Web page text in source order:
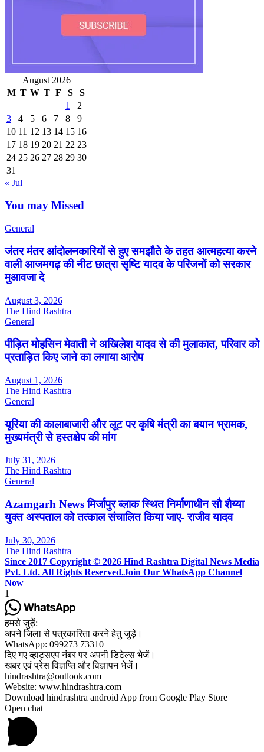
August 2026
M T W T F S
S
1
2
3
4 5 6 7 8
9
10 11 12 13 14 15 16
17 18 19 20 21 22 23
24 25 26 27 28 29 30
31
« Jul
You may Missed
General
जंतर मंतर आंदोलनकारियों से हुए समझौते के तहत आत्महत्या करने
वाली आजमगढ़ की नीट छात्रा सृष्टि यादव के परिजनों को सरकार
मुआवजा दे
August 3, 2026
The Hind Rashtra
General
पीड़ित मोहसिन मेवाती ने अखिलेश यादव से की मुलाकात, परिवार को
प्रताड़ित किए जाने का लगाया आरोप
August 1, 2026
The Hind Rashtra
General
यूरिया की कालाबाजारी और लूट पर कृषि मंत्री का बयान भ्रामक,
मुख्यमंत्री से हस्तक्षेप की मांग
July 31, 2026
The Hind Rashtra
General
Azamgarh News मिर्जापुर ब्लाक स्थित निर्माणाधीन सौ शैय्या
युक्त अस्पताल को तत्काल संचालित किया जाए- राजीव यादव
July 30, 2026
The Hind Rashtra
Since 2017 Copyright © 2026 Hind Rashtra Digital News Media
Pvt. Ltd. All Rights Reserved.Join Our WhatsApp Channel
Now
1
हमसे जुड़ें:
अपने जिला से पत्रकारिता करने हेतु जुड़े।
WhatsApp: 099273 73310
दिए गए व्हाट्सएप नंबर पर अपनी डिटेल्स भेजें।
खबर एवं प्रेस विज्ञप्ति और विज्ञापन भेजें।
hindrashtra@outlook.com
Website: www.hindrashtra.com
Download hindrashtra android App from Google Play Store
Open chat